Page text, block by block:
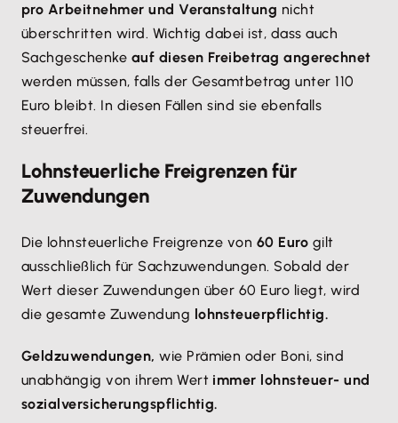
pro Arbeitnehmer und Veranstaltung nicht
überschritten wird. Wichtig dabei ist, dass auch
Sachgeschenke auf diesen Freibetrag angerechnet
werden müssen, falls der Gesamtbetrag unter 110
Euro bleibt. In diesen Fällen sind sie ebenfalls
steuerfrei.
Lohnsteuerliche Freigrenzen für
Zuwendungen
Die lohnsteuerliche Freigrenze von 60 Euro gilt
ausschließlich für Sachzuwendungen. Sobald der
Wert dieser Zuwendungen über 60 Euro liegt, wird
die gesamte Zuwendung lohnsteuerpflichtig.
Geldzuwendungen, wie Prämien oder Boni, sind
unabhängig von ihrem Wert immer lohnsteuer- und
sozialversicherungspflichtig.